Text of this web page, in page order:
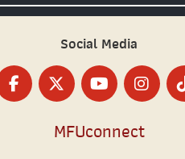
Social Media
MFUconnect